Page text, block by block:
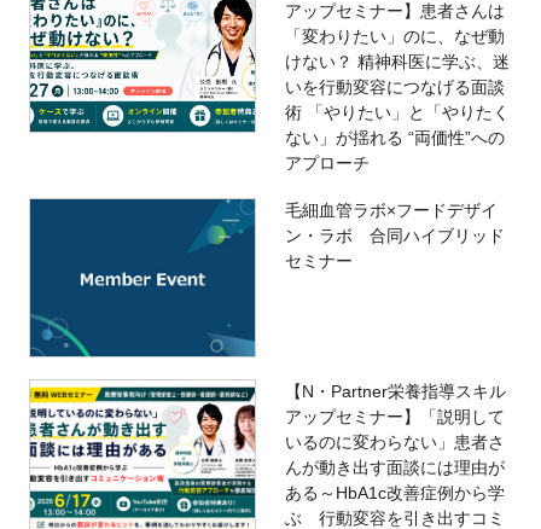
アップセミナー】患者さんは
「変わりたい」のに、なぜ動
けない？ 精神科医に学ぶ、迷
いを行動変容につなげる面談
術 「やりたい」と「やりたく
ない」が揺れる “両価性”への
アプローチ
毛細血管ラボ×フードデザイ
ン・ラボ 合同ハイブリッド
セミナー
【N・Partner栄養指導スキル
アップセミナー】「説明して
いるのに変わらない」患者さ
んが動き出す面談には理由が
ある～HbA1c改善症例から学
ぶ 行動変容を引き出すコミ